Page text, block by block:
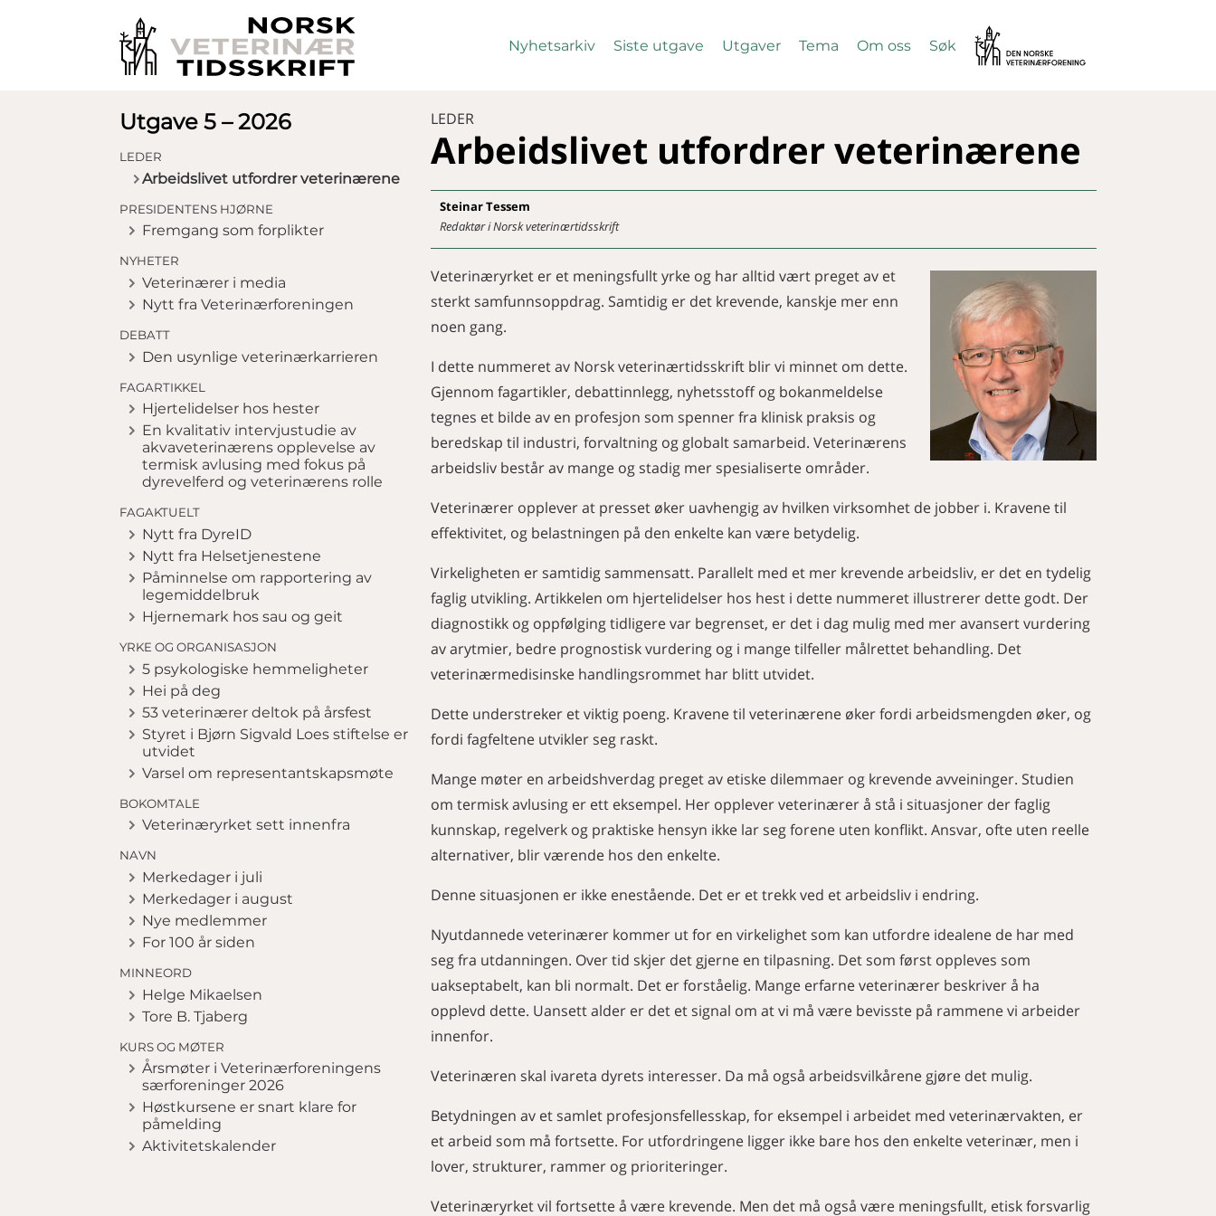
Nyhetsarkiv Siste utgave Utgaver Tema Om oss Søk
Vetnett
Utgave 5 – 2026
LEDER
Arbeidslivet utfordrer veterinærene
PRESIDENTENS HJØRNE
Fremgang som forplikter
NYHETER
Veterinærer i media
Nytt fra Veterinærforeningen
DEBATT
Den usynlige veterinærkarrieren
FAGARTIKKEL
Hjertelidelser hos hester
En kvalitativ intervjustudie av
akvaveterinærens opplevelse av
termisk avlusing med fokus på
dyrevelferd og veterinærens rolle
FAGAKTUELT
Nytt fra DyreID
Nytt fra Helsetjenestene
Påminnelse om rapportering av
legemiddelbruk
Hjernemark hos sau og geit
YRKE OG ORGANISASJON
5 psykologiske hemmeligheter
Hei på deg
53 veterinærer deltok på årsfest
Styret i Bjørn Sigvald Loes stiftelse er
utvidet
Varsel om representantskapsmøte
BOKOMTALE
Veterinæryrket sett innenfra
NAVN
Merkedager i juli
Merkedager i august
Nye medlemmer
For 100 år siden
MINNEORD
Helge Mikaelsen
Tore B. Tjaberg
KURS OG MØTER
Årsmøter i Veterinærforeningens
særforeninger 2026
Høstkursene er snart klare for
påmelding
Aktivitetskalender
LEDER
Arbeidslivet utfordrer veterinærene
SteinarTessem
Redaktør i Norsk veterinærtidsskrift
Veterinæryrket er et meningsfullt yrke og har alltid vært preget av et
sterkt samfunnsoppdrag. Samtidig er det krevende, kanskje mer enn
noen gang.
I dette nummeret av Norsk veterinærtidsskrift blir vi minnet om dette.
Gjennom fagartikler, debattinnlegg, nyhetsstoff og bokanmeldelse
tegnes et bilde av en profesjon som spenner fra klinisk praksis og
beredskap til industri, forvaltning og globalt samarbeid. Veterinærens
arbeidsliv består av mange og stadig mer spesialiserte områder.
Veterinærer opplever at presset øker uavhengig av hvilken virksomhet de jobber i. Kravene til
effektivitet, og belastningen på den enkelte kan være betydelig.
Virkeligheten er samtidig sammensatt. Parallelt med et mer krevende arbeidsliv, er det en tydelig
faglig utvikling. Artikkelen om hjertelidelser hos hest i dette nummeret illustrerer dette godt. Der
diagnostikk og oppfølging tidligere var begrenset, er det i dag mulig med mer avansert vurdering
av arytmier, bedre prognostisk vurdering og i mange tilfeller målrettet behandling. Det
veterinærmedisinske handlingsrommet har blitt utvidet.
Dette understreker et viktig poeng. Kravene til veterinærene øker fordi arbeidsmengden øker, og
fordi fagfeltene utvikler seg raskt.
Mange møter en arbeidshverdag preget av etiske dilemmaer og krevende avveininger. Studien
om termisk avlusing er ett eksempel. Her opplever veterinærer å stå i situasjoner der faglig
kunnskap, regelverk og praktiske hensyn ikke lar seg forene uten konflikt. Ansvar, ofte uten reelle
alternativer, blir værende hos den enkelte.
Denne situasjonen er ikke enestående. Det er et trekk ved et arbeidsliv i endring.
Nyutdannede veterinærer kommer ut for en virkelighet som kan utfordre idealene de har med
seg fra utdanningen. Over tid skjer det gjerne en tilpasning. Det som først oppleves som
uakseptabelt, kan bli normalt. Det er forståelig. Mange erfarne veterinærer beskriver å ha
opplevd dette. Uansett alder er det et signal om at vi må være bevisste på rammene vi arbeider
innenfor.
Veterinæren skal ivareta dyrets interesser. Da må også arbeidsvilkårene gjøre det mulig.
Betydningen av et samlet profesjonsfellesskap, for eksempel i arbeidet med veterinærvakten, er
et arbeid som må fortsette. For utfordringene ligger ikke bare hos den enkelte veterinær, men i
lover, strukturer, rammer og prioriteringer.
Veterinæryrket vil fortsette å være krevende. Men det må også være meningsfullt, etisk forsvarlig